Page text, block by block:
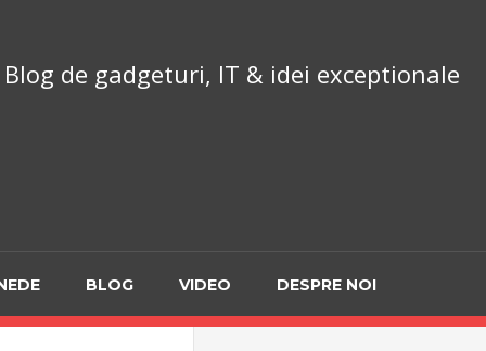
Blog de gadgeturi, IT & idei exceptionale
BLOG VIDEO DESPRE NOI